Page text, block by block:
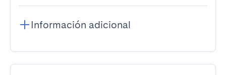
Información adicional